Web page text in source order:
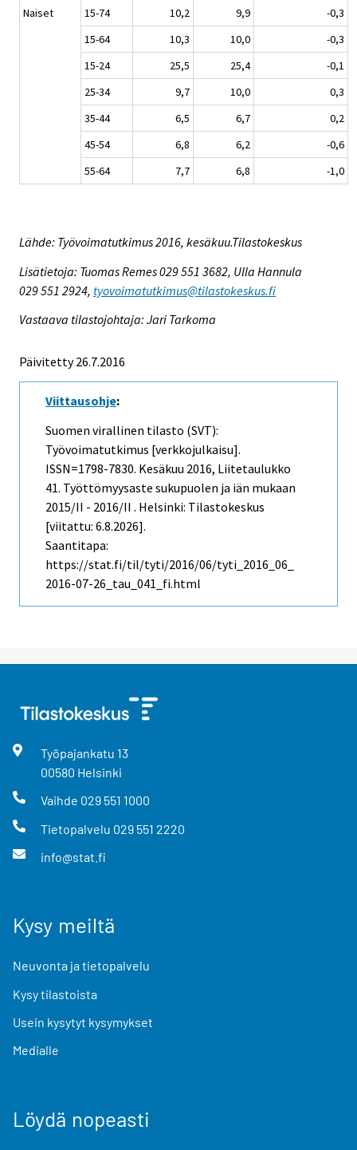
Naiset
15-74 10,2 9,9
-0,3
15-64
10,3 10,0
-0,3
15-24
25,5 25,4
-0,1
25-34
9,7 10,0
0,3
35-44
6,5 6,7
0,2
45-54
6,8 6,2
-0,6
55-64
7,7 6,8 -1,0
Lähde: Työvoimatutkimus 2016, kesäkuu.Tilastokeskus
Lisätietoja: Tuomas Remes 029 551 3682, Ulla Hannula
029 551 2924, tyovoimatutkimus@tilastokeskus.fi
Vastaava tilastojohtaja: Jari Tarkoma
Päivitetty 26.7.2016
Viittausohje:
Suomen virallinen tilasto (SVT):
Työvoimatutkimus [verkkojulkaisu].
ISSN=1798-7830. Kesäkuu 2016, Liitetaulukko
41. Työttömyysaste sukupuolen ja iän mukaan
2015/II - 2016/II . Helsinki: Tilastokeskus
[viitattu: 6.8.2026].
Saantitapa:
https://stat.fi/til/tyti/2016/06/tyti_2016_06_
2016-07-26_tau_041_fi.html
Työpajankatu 13
00580 Helsinki
Vaihde 029 551 1000
Tietopalvelu 029 551 2220
info@stat.fi
Kysy meiltä
Neuvonta ja tietopalvelu
Kysy tilastoista
Usein kysytyt kysymykset
Medialle
Löydä nopeasti